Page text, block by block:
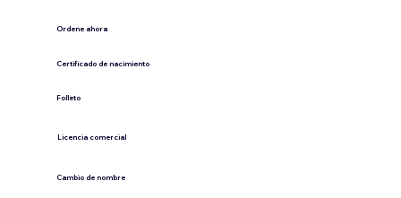
Ordene ahora
Certificado de nacimiento
Folleto
​Licencia comercial
Cambio de nombre